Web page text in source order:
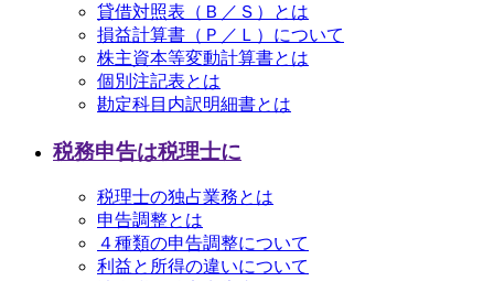
貸借対照表（Ｂ／Ｓ）とは
損益計算書（Ｐ／Ｌ）について
株主資本等変動計算書とは
個別注記表とは
勘定科目内訳明細書とは
税務申告は税理士に
税理士の独占業務とは
申告調整とは
４種類の申告調整について
利益と所得の違いについて